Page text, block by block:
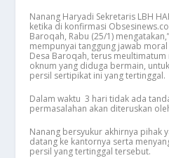
Nanang Haryadi Sekretaris LBH
ketika di konfirmasi
Baroqah, Rabu (25/1)
mempunyai tanggung jawab
Desa Baroqah, terus
oknum yang diduga bermain,
persil sertipikat ini yang tertinggal.
Dalam waktu 3 hari tidak ada
permasalahan akan diteruskan
Nanang bersyukur akhirnya pihak
datang ke kantornya serta
persil yang tertinggal tersebut.